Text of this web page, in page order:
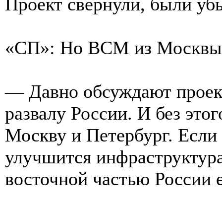
«СП»: Но ВСМ из Москвы
— Давно обсуждают
развалу России. И без
Москву и Петербург.
улучшится
восточной частью России